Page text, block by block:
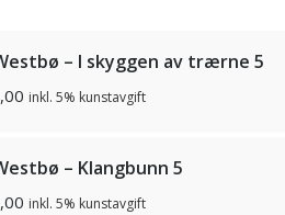
– I skyggen av trærne 5
inkl. 5% kunstavgift
– Klangbunn 5
inkl. 5% kunstavgift